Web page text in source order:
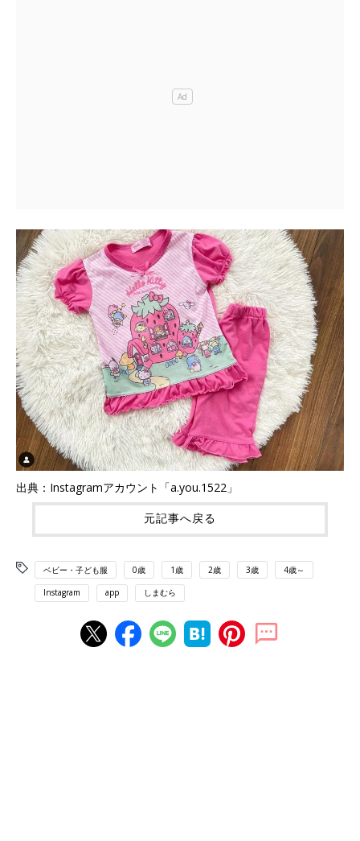
出典：Instagramアカウント「a.you.1522」
元記事へ戻る
ベビー・子ども服 0歳 1歳 2歳 3歳 4歳～
Instagram app しまむら